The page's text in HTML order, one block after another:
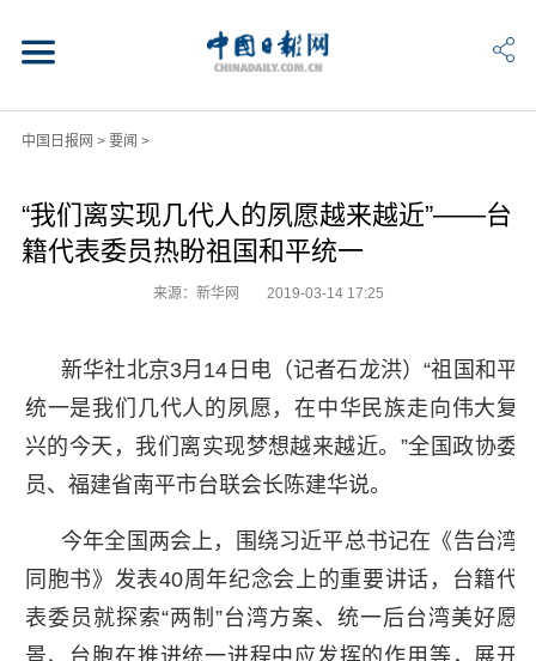
中国日报网 > 要闻 >
“我们离实现几代人的夙愿越来越近”——台
籍代表委员热盼祖国和平统一
来源：新华网 2019-03-14 17:25
新华社北京3月14日电（记者石龙洪）“祖国和平
统一是我们几代人的夙愿，在中华民族走向伟大复
兴的今天，我们离实现梦想越来越近。”全国政协委
员、福建省南平市台联会长陈建华说。
今年全国两会上，围绕习近平总书记在《告台湾
同胞书》发表40周年纪念会上的重要讲话，台籍代
表委员就探索“两制”台湾方案、统一后台湾美好愿
景、台胞在推进统一进程中应发挥的作用等，展开